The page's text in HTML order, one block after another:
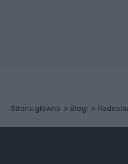
Strona główna Blogi